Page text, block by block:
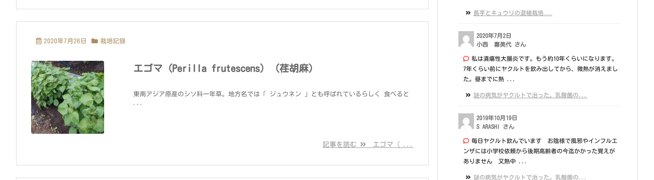
2020年7月26日 栽培記録
エゴマ（Perilla frutescens）（荏胡麻）
東南アジア原産のシソ科一年草。地方名では「 ジュウネン 」とも呼ばれているらしく 食べると
...
記事を読む エゴマ（ ...
長芋とキュウリの混植栽培...
2020年7月2日
小西 喜美代 さん
私は潰瘍性大腸炎です。もう約10年くらいになります。
7年くらい前にヤクルトを飲み出してから、微熱が消えまし
た。昼までに熱 ...
謎の病気がヤクルトで治った。乳酸菌の...
2019年10月19日
S ARASHI さん
毎日ヤクルト飲んでいます お陰様で風邪やインフルエ
ンザには小学校依頼から後期高齢者の今迄かかった覚えが
ありません 又熱中 ...
謎の病気がヤクルトで治った。乳酸菌の...